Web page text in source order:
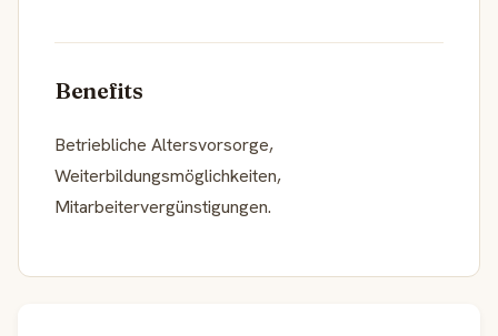
Benefits
Betriebliche Altersvorsorge,
Weiterbildungsmöglichkeiten,
Mitarbeitervergünstigungen.